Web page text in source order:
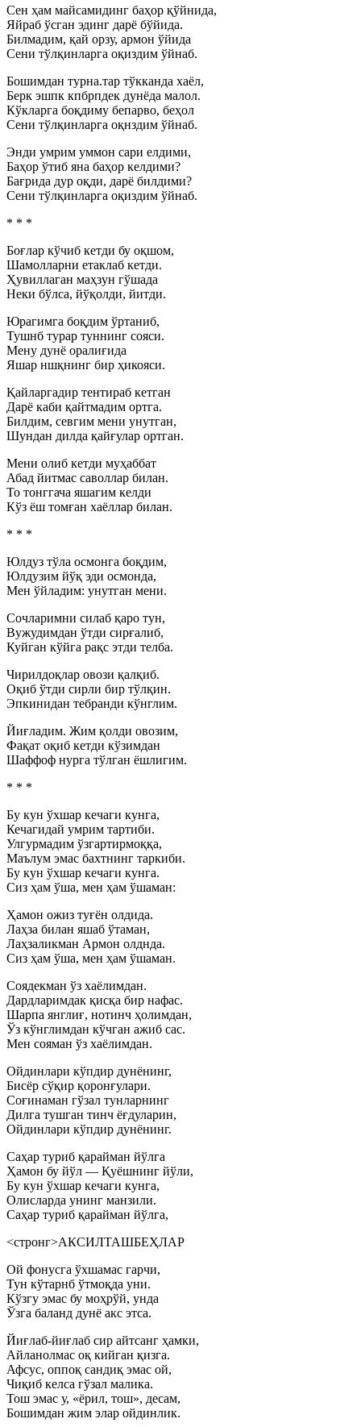
Сен ҳам майсамидинг баҳор қўйнида,
Яйраб ўсган эдинг дарё бўйида.
Билмадим, қай орзу, армон ўйида
Сени тўлқинларга оқиздим ўйнаб.
Бошимдан турна.тар тўкканда хаёл,
Берк эшпк кпбрпдек дунёда малол.
Кўкларга боқдиму бепарво, беҳол
Сени тўлқинларга оқнздим ўйнаб.
Энди умрим уммон сари елдими,
Баҳор ўтиб яна баҳор келдими?
Бағрида дур оқди, дарё билдими?
Сени тўлқинларга оқиздим ўйнаб.
* * *
Боғлар кўчиб кетди бу оқшом,
Шамолларни етаклаб кетди.
Ҳувиллаган маҳзун гўшада
Неки бўлса, йўқолди, йитди.
Юрагимга боқдим ўртаниб,
Тушнб турар туннинг сояси.
Мену дунё оралиғида
Яшар ншқнинг бир ҳикояси.
Қайларгадир тентираб кетган
Дарё каби қайтмадим ортга.
Билдим, севгим мени унутган,
Шундан дилда қайғулар ортган.
Мени олиб кетди муҳаббат
Абад йитмас саволлар билан.
То тонггача яшагим келди
Кўз ёш томған хаёллар билан.
* * *
Юлдуз тўла осмонга боқдим,
Юлдузим йўқ эди осмонда,
Мен ўйладим: унутган мени.
Сочларимни силаб қаро тун,
Вужудимдан ўтди сирғалиб,
Куйган кўйга рақс этди телба.
Чирилдоқлар овози қалқиб.
Оқиб ўтди сирли бир тўлқин.
Эпкинидан тебранди кўнглим.
Йиғладим. Жим қолди овозим,
Фақат оқиб кетди кўзимдан
Шаффоф нурга тўлган ёшлигим.
* * *
Бу кун ўхшар кечаги кунга,
Кечагидай умрим тартиби.
Улгурмадим ўзгартирмоққа,
Маълум эмас бахтнинг таркиби.
Бу кун ўхшар кечаги кунга.
Сиз ҳам ўша, мен ҳам ўшаман:
Ҳамон ожиз туғён олдида.
Лаҳза билан яшаб ўтаман,
Лаҳзаликман Армон олднда.
Сиз ҳам ўша, мен ҳам ўшаман.
Соядекман ўз хаёлимдан.
Дардларимдак қисқа бир нафас.
Шарпа янглиғ, нотинч ҳолимдан,
Ўз кўнглимдан кўчган ажиб сас.
Мен сояман ўз хаёлимдан.
Ойдинлари кўпдир дунёнинг,
Бисёр сўқир қоронғулари.
Соғинаман гўзал тунларнинг
Дилга тушган тинч ёғдуларин,
Ойдинлари кўпдир дунёнинг.
Саҳар туриб қарайман йўлга
Ҳамон бу йўл — Қуёшнинг йўли,
Бу кун ўхшар кечаги кунга,
Олисларда унинг манзили.
Саҳар туриб қарайман йўлга,
<стронг>АКСИЛТАШБЕҲЛАР
Ой фонусга ўхшамас гарчи,
Тун кўтарнб ўтмоқда уни.
Кўзгу эмас бу моҳрўй, унда
Ўзга баланд дунё акс этса.
Йиғлаб-йиғлаб сир айтсанг ҳамки,
Айланолмас оқ кийган қизга.
Афсус, оппоқ сандиқ эмас ой,
Чиқиб келса гўзал малика.
Тош эмас у, «ёрил, тош», десам,
Бошимдан жим элар ойдинлик.